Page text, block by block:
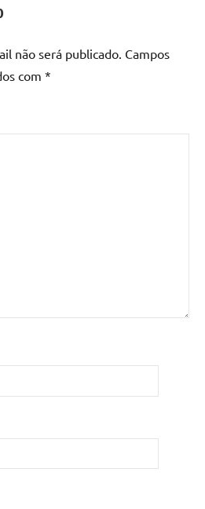
não será publicado. Campos
com *